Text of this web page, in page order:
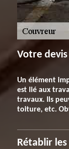
Votre
Un élément
est lié aux
travaux. Ils
toiture, etc.
Rétablir